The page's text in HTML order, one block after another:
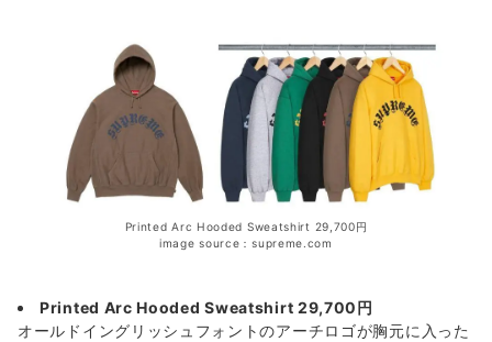
Printed Arc Hooded Sweatshirt 29,700円
image source：supreme.com
Printed Arc Hooded Sweatshirt 29,700円
オールドイングリッシュフォントのアーチロゴが胸元に入った